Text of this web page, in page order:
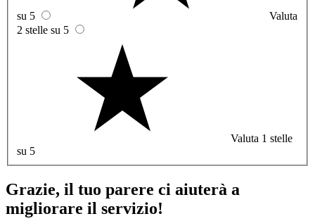
su 5
Valuta
2 stelle su 5
Valuta 1 stelle
su 5
Grazie, il tuo parere ci aiuterà a
migliorare il servizio!